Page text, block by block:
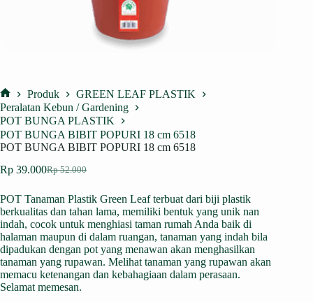
Home
Produk
GREEN LEAF PLASTIK
Peralatan Kebun / Gardening
POT BUNGA PLASTIK
POT BUNGA BIBIT POPURI 18 cm 6518
POT BUNGA BIBIT POPURI 18 cm 6518
Rp52.000
Harga
adalah:
Rp 52.000.
Rp 39.000Harga
ini
adalah:
Rp 39.000.
POT Tanaman Plastik Green Leaf terbuat dari biji plastik
berkualitas dan tahan lama, memiliki bentuk yang unik nan
indah, cocok untuk menghiasi taman rumah Anda baik di
halaman maupun di dalam ruangan, tanaman yang indah bila
dipadukan dengan pot yang menawan akan menghasilkan
tanaman yang rupawan. Melihat tanaman yang rupawan akan
memacu ketenangan dan kebahagiaan dalam perasaan.
Selamat memesan.